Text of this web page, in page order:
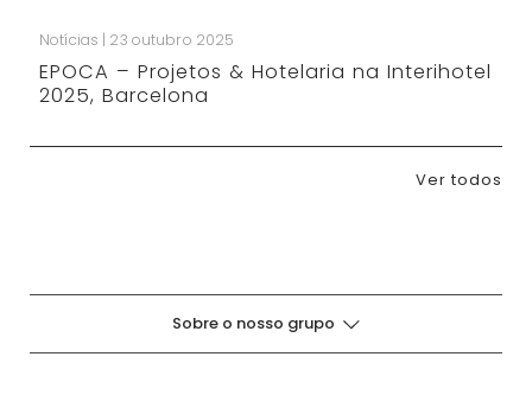
Notícias | 23 outubro 2025
EPOCA – Projetos & Hotelaria na Interihotel
2025, Barcelona
Ver todos
Sobre o nosso grupo